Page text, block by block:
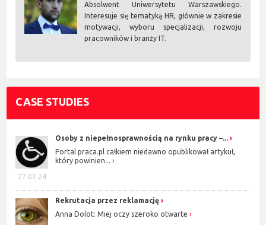
Absolwent Uniwersytetu Warszawskiego.
Interesuje się tematyką HR, głównie w zakresie
motywacji, wyboru specjalizacji, rozwoju
pracowników i branży IT.
CASE STUDIES
27.03.24
Osoby z niepełnosprawnością na rynku pracy –...
Portal praca.pl całkiem niedawno opublikował artykuł,
który powinien...
Rekrutacja przez reklamację
Anna Dolot: Miej oczy szeroko otwarte